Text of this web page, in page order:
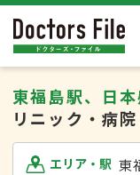
東福島駅、日
リニック・病院
エリア・駅 東